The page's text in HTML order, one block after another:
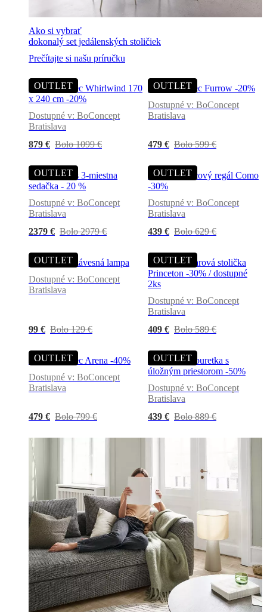
prístupnostiStaňte
franšízantom ProfessionalsTrade
ProgramProjectsArticles
Ako si vybrať
dokonalý set jedálenských stoličiek
Prečítajte si našu príručku
OUTLET
Rugs Koberec Whirlwind 170
x 240 cm -20%
Dostupné v: BoConcept
Bratislava
879 € Bolo 1099 €
OUTLET
Rugs Koberec Furrow -20%
Dostupné v: BoConcept
Bratislava
479 € Bolo 599 €
OUTLET
Sofas Aarhus 3-miestna
sedačka - 20 %
Dostupné v: BoConcept
Bratislava
2379 € Bolo 2979 €
OUTLET
Storage Policový regál Como
-30%
Dostupné v: BoConcept
Bratislava
439 € Bolo 629 €
OUTLET
Lamps Ball závesná lampa
Dostupné v: BoConcept
Bratislava
99 € Bolo 129 €
OUTLET
Bar stools Barová stolička
Princeton -30% / dostupné
2ks
Dostupné v: BoConcept
Bratislava
409 € Bolo 589 €
OUTLET
Rugs Koberec Arena -40%
Dostupné v: BoConcept
Bratislava
479 € Bolo 799 €
OUTLET
Footstool Taburetka s
úložným priestorom -50%
Dostupné v: BoConcept
Bratislava
439 € Bolo 889 €